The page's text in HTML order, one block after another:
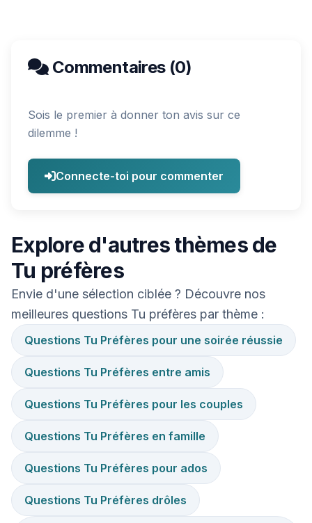
Commentaires (0)
Sois le premier à donner ton avis sur ce
dilemme !
Connecte-toi pour commenter
Explore d'autres thèmes de
Tu préfères
Envie d'une sélection ciblée ? Découvre nos
meilleures questions Tu préfères par thème :
Questions Tu Préfères pour une soirée réussie
Questions Tu Préfères entre amis
Questions Tu Préfères pour les couples
Questions Tu Préfères en famille
Questions Tu Préfères pour ados
Questions Tu Préfères drôles